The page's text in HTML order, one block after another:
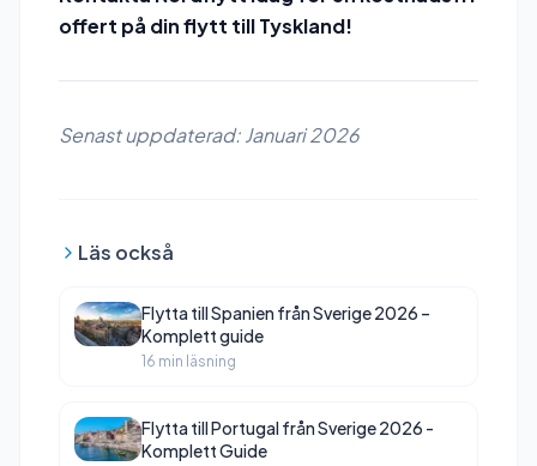
offert på din flytt till Tyskland!
Senast uppdaterad: Januari 2026
Läs också
Flytta till Spanien från Sverige 2026 –
Komplett guide
16 min läsning
Flytta till Portugal från Sverige 2026 -
Komplett Guide